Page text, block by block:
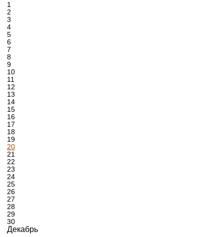
1
2
3
4
5
6
7
8
9
10
11
12
13
14
15
16
17
18
19
20
21
22
23
24
25
26
27
28
29
30
Декабрь